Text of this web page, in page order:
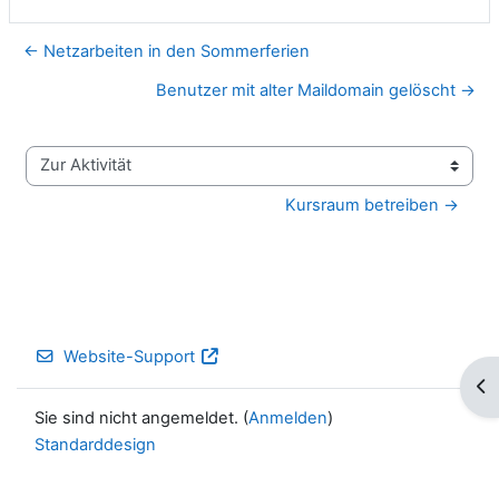
← Netzarbeiten in den Sommerferien
Benutzer mit alter Maildomain gelöscht →
Zur Aktivität
Kursraum betreiben →
Website-Support
Sie sind nicht angemeldet. (Anmelden)
Standarddesign